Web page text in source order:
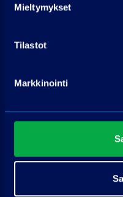
Mieltymykset
Tilastot
Markkinointi
Kuninkojankaari 3
Pyydä tarjous